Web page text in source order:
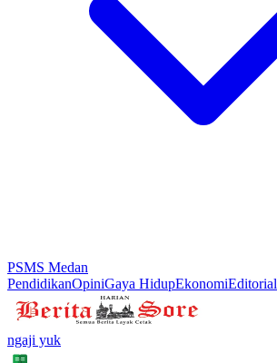
PSMS Medan
PendidikanOpiniGaya HidupEkonomiEditorial
ngaji yuk